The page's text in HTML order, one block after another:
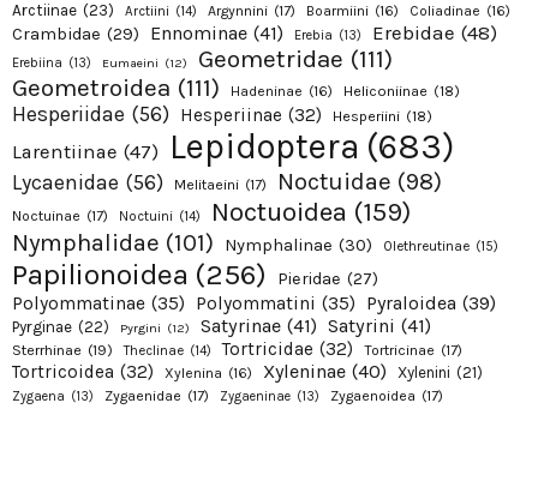
Arctiinae (23) Arctiini (14) Argynnini (17) Boarmiini (16) Coliadinae (16)
Crambidae (29) Ennominae (41) Erebia (13) Erebidae (48)
Erebiina (13) Eumaeini (12) Geometridae (111)
Geometroidea (111) Hadeninae (16) Heliconiinae (18)
Hesperiidae (56) Hesperiinae (32) Hesperiini (18)
Larentiinae (47) Lepidoptera (683)
Lycaenidae (56) Melitaeini (17) Noctuidae (98)
Noctuinae (17) Noctuini (14) Noctuoidea (159)
Nymphalidae (101) Nymphalinae (30) Olethreutinae (15)
Papilionoidea (256) Pieridae (27)
Polyommatinae (35) Polyommatini (35) Pyraloidea (39)
Pyrginae (22) Pyrgini (12) Satyrinae (41) Satyrini (41)
Sterrhinae (19) Theclinae (14) Tortricidae (32) Tortricinae (17)
Tortricoidea (32) Xylenina (16) Xyleninae (40) Xylenini (21)
Zygaena (13) Zygaenidae (17) Zygaeninae (13) Zygaenoidea (17)